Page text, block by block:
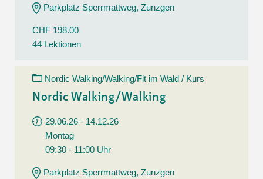
Parkplatz Sperrmattweg, Zunzgen
CHF 198.00
44 Lektionen
Nordic Walking/Walking/Fit im Wald / Kurs
Nordic Walking/Walking
29.06.26 - 14.12.26
Montag
09:30 - 11:00 Uhr
Parkplatz Sperrmattweg, Zunzgen